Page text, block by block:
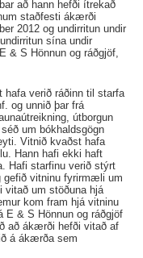
að hann hefði ítrekað
staðfesti ákærði
2012 og undirritun undir
sína undir
& S Hönnun og ráðgjöf,
verið ráðinn til starfa
og unnið þar frá
útborgun
um bókhaldsgögn
Vitnið kvaðst hafa
Hann hafi ekki haft
Hafi starfinu verið stýrt
gefið vitninu fyrirmæli um
vitað um stöðuna hjá
kom fram hjá vitninu
E & S Hönnun og ráðgjöf
að ákærði hefði vitað af
á ákærða sem